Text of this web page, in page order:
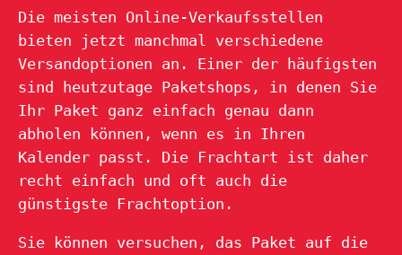
Die meisten Online-Verkaufsstellen
bieten jetzt manchmal verschiedene
Versandoptionen an. Einer der häufigsten
sind heutzutage Paketshops, in denen Sie
Ihr Paket ganz einfach genau dann
abholen können, wenn es in Ihren
Kalender passt. Die Frachtart ist daher
recht einfach und oft auch die
günstigste Frachtoption.
Sie können versuchen, das Paket auf die